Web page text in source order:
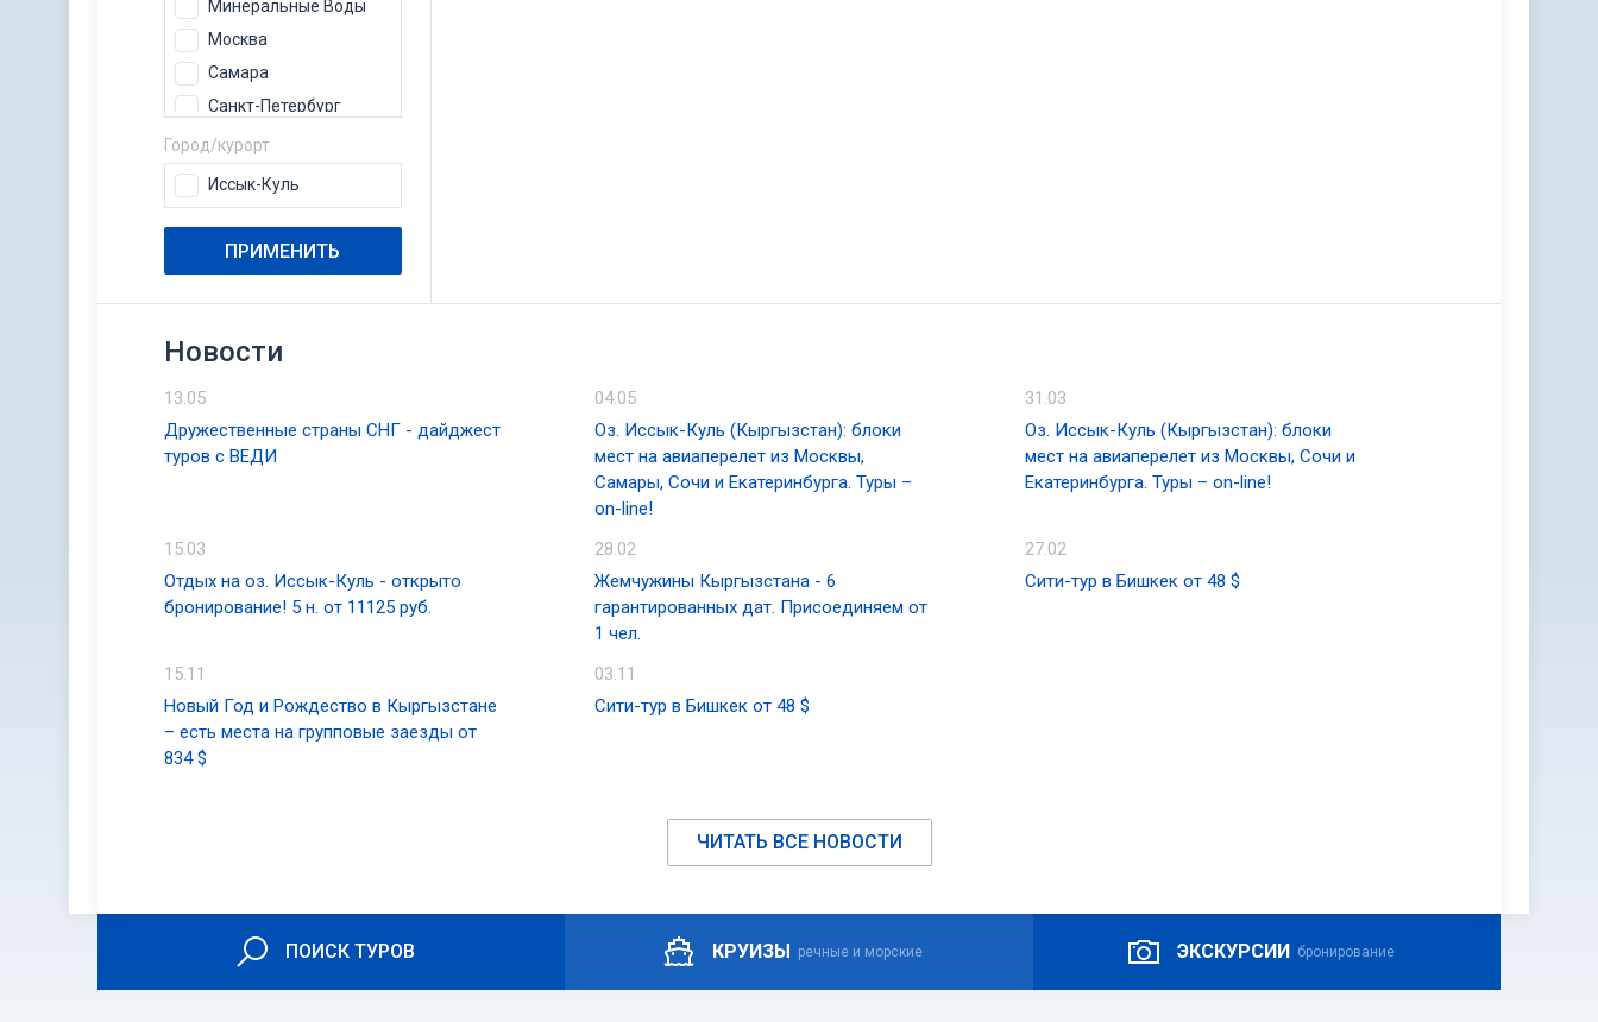
Минеральные Воды
Москва
Самара
Санкт-Петербург
Сочи
Город/курорт
Иссык-Куль
ПРИМЕНИТЬ
Новости
13.05
Дружественные страны СНГ - дайджест
туров с ВЕДИ
04.05
Оз. Иссык-Куль (Кыргызстан): блоки
мест на авиаперелет из Москвы,
Самары, Сочи и Екатеринбурга. Туры –
on-line!
31.03
Оз. Иссык-Куль (Кыргызстан): блоки
мест на авиаперелет из Москвы, Сочи и
Екатеринбурга. Туры – on-line!
15.03
Отдых на оз. Иссык-Куль - открыто
бронирование! 5 н. от 11125 руб.
28.02
Жемчужины Кыргызстана - 6
гарантированных дат. Присоединяем от
1 чел.
27.02
Сити-тур в Бишкек от 48 $
15.11
Новый Год и Рождество в Кыргызстане
– есть места на групповые заезды от
834 $
03.11
Сити-тур в Бишкек от 48 $
ЧИТАТЬ ВСЕ НОВОСТИ
ПОИСК ТУРОВ КРУИЗЫ речные и морские ЭКСКУРСИИ бронирование